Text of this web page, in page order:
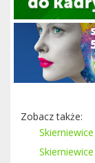
Zobacz także: